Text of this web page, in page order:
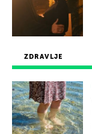
ZDRAVLJE